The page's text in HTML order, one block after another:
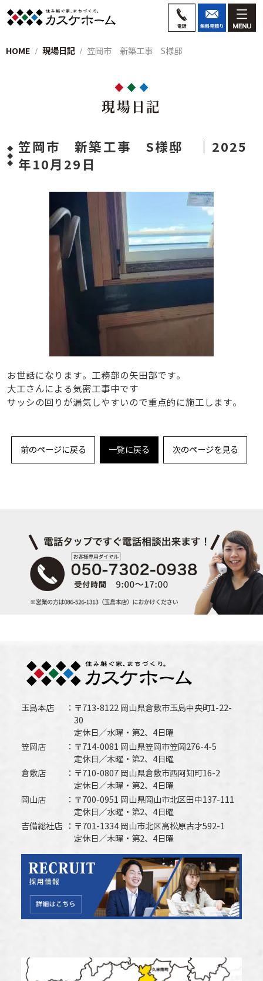
HOME 現場日記 笠岡市 新築工事 S様邸
現場日記
笠岡市 新築工事 S様邸 ｜2025
年10月29日
お世話になります。工務部の矢田部です。
大工さんによる気密工事中です
サッシの回りが漏気しやすいので重点的に施工します。
前のページに戻る 一覧に戻る 次のページを見る
玉島本店
〒713-8122 岡山県倉敷市玉島中央町1-22-
30
定休日／水曜・第2、4日曜
笠岡店
〒714-0081 岡山県笠岡市笠岡276-4-5
定休日／木曜・第2、4日曜
倉敷店
〒710-0807 岡山県倉敷市西阿知町16-2
定休日／木曜・第2、4日曜
岡山店
〒700-0951 岡山県岡山市北区田中137-111
定休日／水曜・第2、4日曜
吉備総社店
〒701-1334 岡山市北区高松原古才592-1
定休日／木曜・第2、4日曜